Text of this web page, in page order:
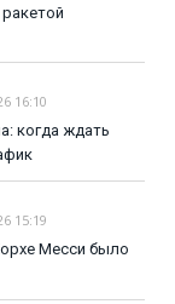
16:10
когда ждать
15:19
Месси было